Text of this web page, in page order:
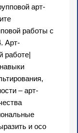
арт-
работы с
Арт-
работе|
– арт-
и осо